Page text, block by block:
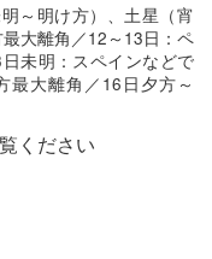
～明け方）、土星（宵
大離角／12～13日：ペ
未明：スペインなどで
最大離角／16日夕方～
ください